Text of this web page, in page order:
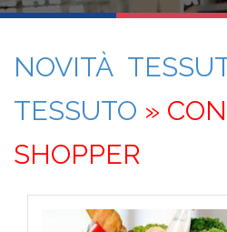
NOVITÀ
TESSUTO »
SHOPPER